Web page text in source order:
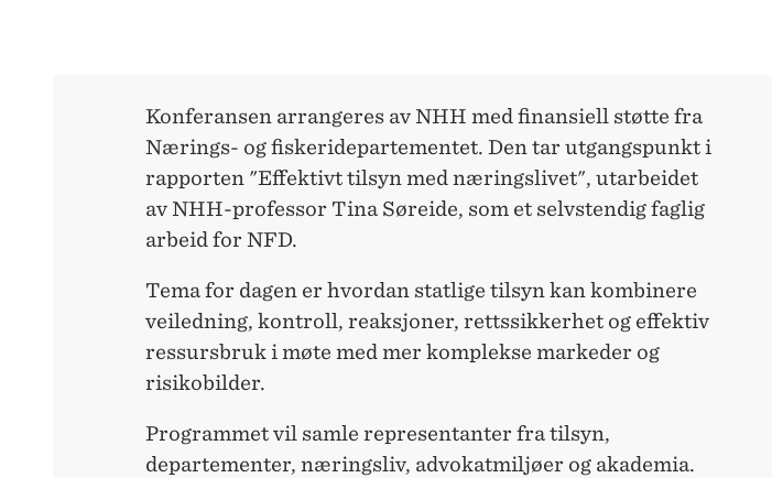
Konferansen arrangeres av NHH med finansiell støtte fra
Nærings- og fiskeridepartementet. Den tar utgangspunkt i
rapporten "Effektivt tilsyn med næringslivet", utarbeidet
av NHH-professor Tina Søreide, som et selvstendig faglig
arbeid for NFD.
Tema for dagen er hvordan statlige tilsyn kan kombinere
veiledning, kontroll, reaksjoner, rettssikkerhet og effektiv
ressursbruk i møte med mer komplekse markeder og
risikobilder.
Programmet vil samle representanter fra tilsyn,
departementer, næringsliv, advokatmiljøer og akademia.